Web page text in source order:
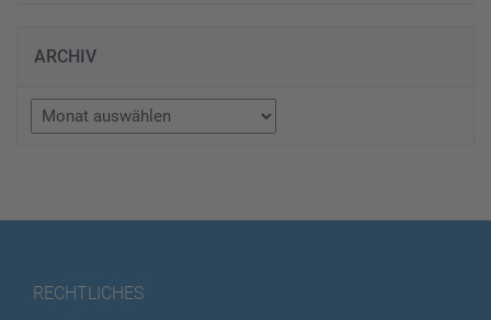
ARCHIV
Archiv
RECHTLICHES